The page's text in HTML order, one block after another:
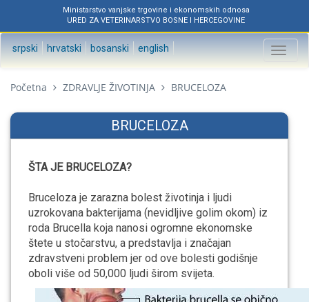
Ministarstvo vanjske trgovine i ekonomskih odnosa
URED ZA VETERINARSTVO BOSNE I HERCEGOVINE
srpski hrvatski bosanski english
Toggle
Početna ZDRAVLJE ŽIVOTINJA BRUCELOZA
BRUCELOZA
ŠTA JE BRUCELOZA?
Bruceloza je zarazna bolest životinja i ljudi
uzrokovana bakterijama (nevidljive golim okom) iz
roda Brucella koja nanosi ogromne ekonomske
štete u stočarstvu, a predstavlja i značajan
zdravstveni problem jer od ove bolesti godišnje
oboli više od 50,000 ljudi širom svijeta.